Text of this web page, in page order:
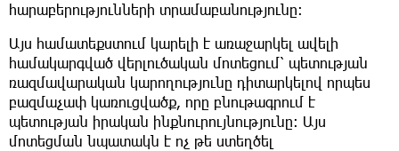
հարաբերությունների տրամաբանությունը։
Այս համատեքստում կարելի է առաջարկել ավելի
համակարգված վերլուծական մոտեցում՝ պետության
ռազմավարական կարողությունը դիտարկելով որպես
բազմաչափ կառուցվածք, որը բնութագրում է
պետության իրական ինքնուրույնությունը։ Այս
մոտեցման նպատակն է ոչ թե ստեղծել